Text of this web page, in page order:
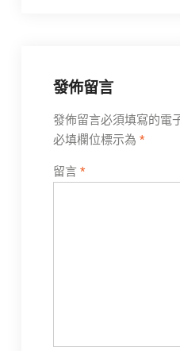
發佈留言
發佈留言必須填寫的電
必填欄位標示為 *
留言 *